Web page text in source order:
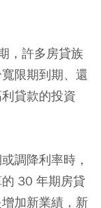
，許多房貸族
限期到期、還
貸款的投資
調降利率時，
30 年期房貸
加新業績，新